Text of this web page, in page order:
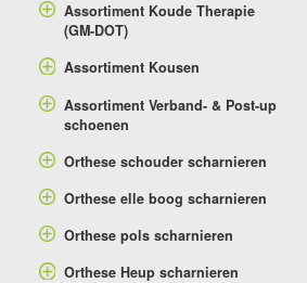
Assortiment Koude Therapie
(GM-DOT)
Assortiment Kousen
Assortiment Verband- & Post-up
schoenen
Orthese schouder scharnieren
Orthese elle boog scharnieren
Orthese pols scharnieren
Orthese Heup scharnieren